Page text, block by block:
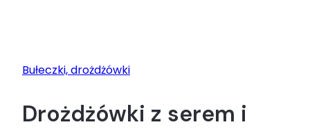
Bułeczki, drożdżówki
Drożdżówki z serem i